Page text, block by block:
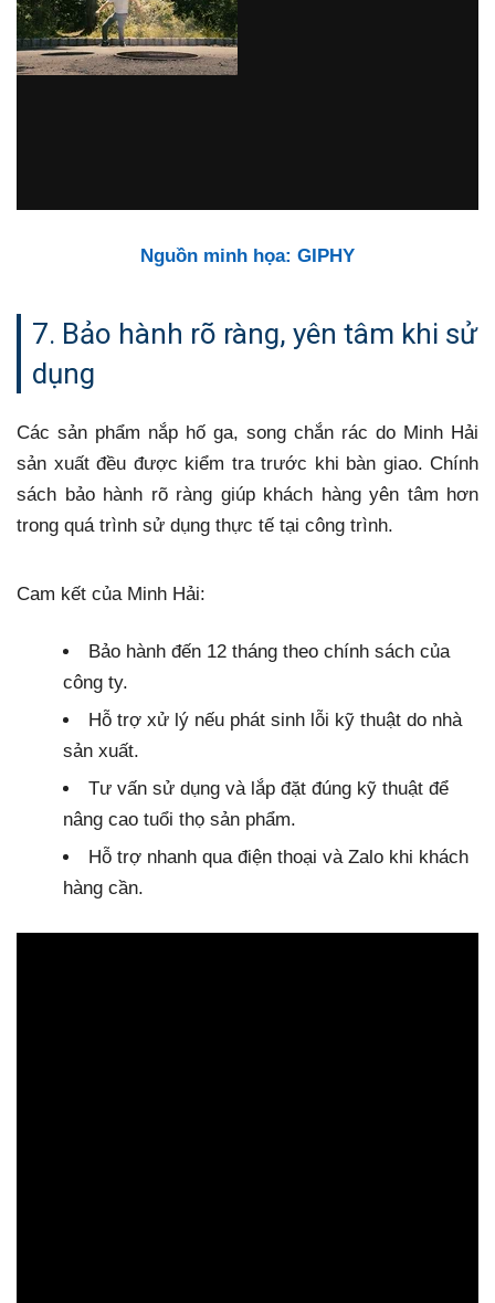
Nguồn minh họa: GIPHY
7. Bảo hành rõ ràng, yên tâm khi sử
dụng
Các sản phẩm nắp hố ga, song chắn rác do Minh Hải
sản xuất đều được kiểm tra trước khi bàn giao. Chính
sách bảo hành rõ ràng giúp khách hàng yên tâm hơn
trong quá trình sử dụng thực tế tại công trình.
Cam kết của Minh Hải:
Bảo hành đến 12 tháng theo chính sách của
công ty.
Hỗ trợ xử lý nếu phát sinh lỗi kỹ thuật do nhà
sản xuất.
Tư vấn sử dụng và lắp đặt đúng kỹ thuật để
nâng cao tuổi thọ sản phẩm.
Hỗ trợ nhanh qua điện thoại và Zalo khi khách
hàng cần.